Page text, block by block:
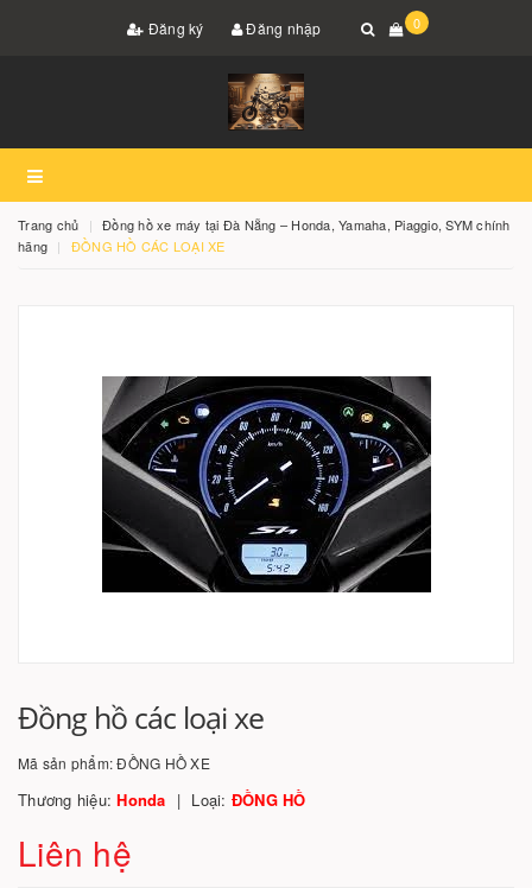
Đăng ký Đăng nhập 0
Trang chủ
Đồng hồ xe máy tại Đà Nẵng – Honda, Yamaha, Piaggio, SYM chính
hãng
ĐỒNG HỒ CÁC LOẠI XE
Đồng hồ các loại xe
Mã sản phẩm:ĐỒNG HỒ XE
Thương hiệu:Honda Loại: ĐỒNG HỒ
Liên hệ